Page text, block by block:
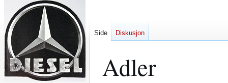
Adler
Side Diskusjon